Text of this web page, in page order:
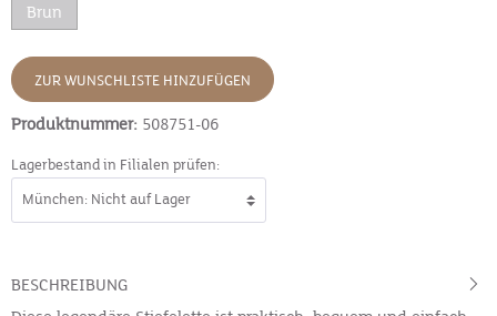
Brun
ZUR WUNSCHLISTE HINZUFÜGEN
Produktnummer: 508751-06
Lagerbestand in Filialen prüfen:
BESCHREIBUNG